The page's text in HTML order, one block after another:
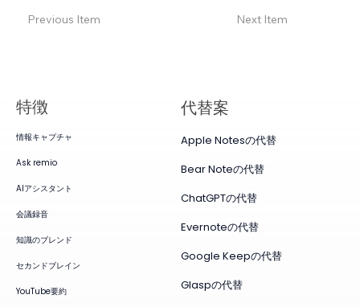
Previous Item Next Item
特徴
情報キャプチャ
Ask remio
AIアシスタント
会議録音
知識のブレンド
セカンドブレイン
YouTube要約
代替案
Apple Notesの代替
Bear Noteの代替
ChatGPTの代替
Evernoteの代替
Google Keepの代替
Glaspの代替